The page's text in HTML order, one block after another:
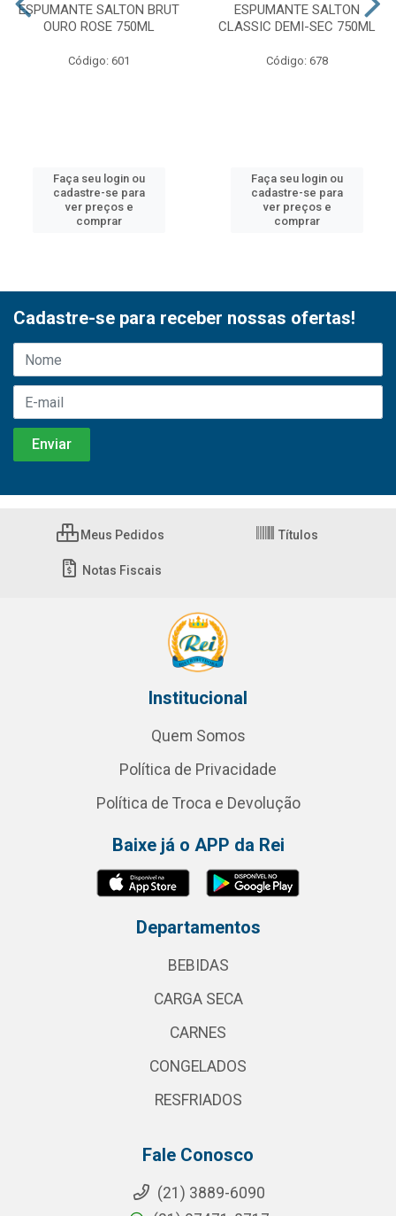
ESPUMANTE SALTON BRUT
OURO ROSE 750ML
Código: 601
Faça seu login ou
cadastre-se para
ver preços e
comprar
ESPUMANTE SALTON
CLASSIC DEMI-SEC 750ML
Código: 678
Faça seu login ou
cadastre-se para
ver preços e
comprar
Cadastre-se para receber nossas ofertas!
Meus Pedidos Títulos
Notas Fiscais
Institucional
Quem Somos
Política de Privacidade
Política de Troca e Devolução
Baixe já o APP da Rei
Departamentos
BEBIDAS
CARGA SECA
CARNES
CONGELADOS
RESFRIADOS
Fale Conosco
(21) 3889-6090